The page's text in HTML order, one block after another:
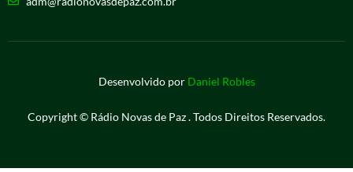
Desenvolvido por Daniel Robles
Copyright © Rádio Novas de Paz . Todos Direitos Reservados.